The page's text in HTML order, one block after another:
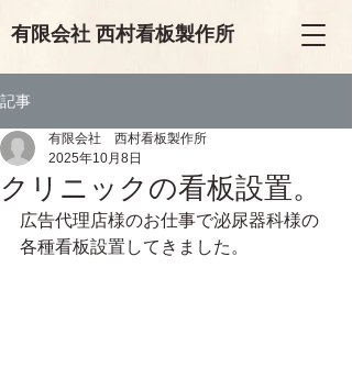
有限会社西村看板製作所
記事
クリニックの看板設置。
有限会社 西村看板製作所
2025年10月8日
広告代理店様のお仕事で泌尿器科様の
各種看板設置してきました。